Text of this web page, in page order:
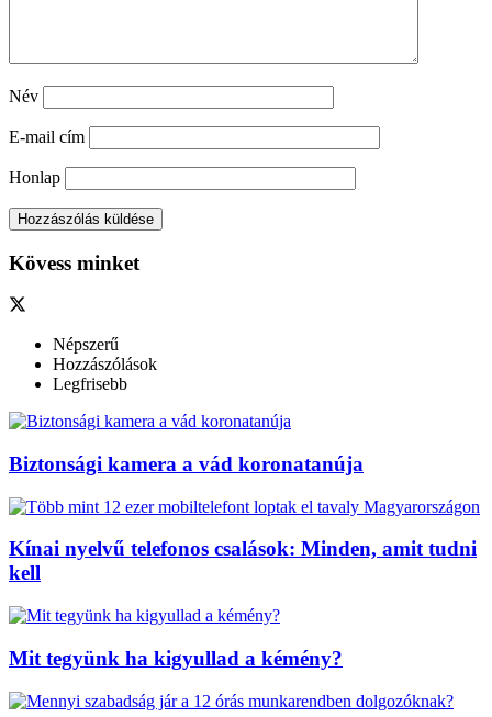
Név
E-mail cím
Honlap
Kövess minket
Népszerű
Hozzászólások
Legfrisebb
Biztonsági kamera a vád koronatanúja
Kínai nyelvű telefonos csalások: Minden, amit tudni
kell
Mit tegyünk ha kigyullad a kémény?